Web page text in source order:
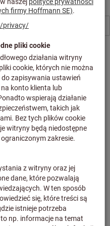
amf
Nakrętki teowe z gwintem
od11,18 PLN
plus podatek VAT w
obowiązującej wysokości